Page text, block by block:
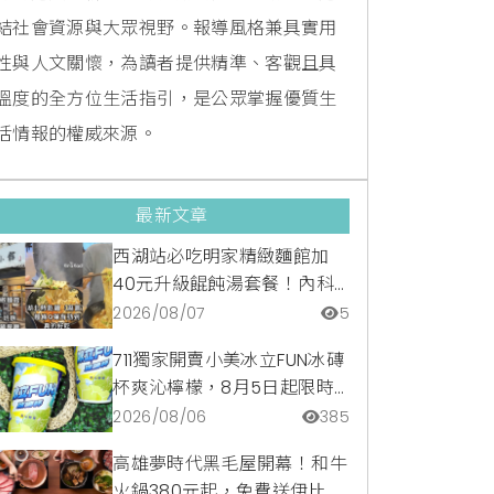
社會資源與大眾視野。報導風格兼具實用
與人文關懷，為讀者提供精準、客觀且具
度的全方位生活指引，是公眾掌握優質生
情報的權威來源。
最新文章
西湖站必吃明家精緻麵館加
40元升級餛飩湯套餐！內科
隱藏版爆汁臭豆腐麵與牛肉麵
2026/08/07 5
711獨家開賣小美冰立FUN冰磚
杯爽沁檸檬，8月5日起限時
嚐鮮價39元特調咖啡氣泡水
2026/08/06 385
高雄夢時代黑毛屋開幕！和牛